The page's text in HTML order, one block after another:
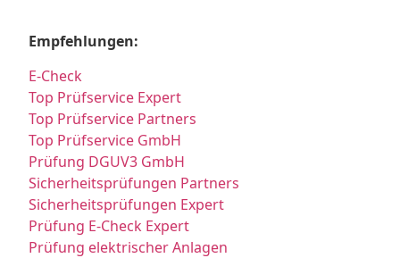
Empfehlungen:
E-Check
Top Prüfservice Expert
Top Prüfservice Partners
Top Prüfservice GmbH
Prüfung DGUV3 GmbH
Sicherheitsprüfungen Partners
Sicherheitsprüfungen Expert
Prüfung E-Check Expert
Prüfung elektrischer Anlagen